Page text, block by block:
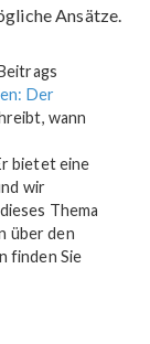
Ansätze.
Der
wann
bietet eine
wir
Thema
über den
finden Sie